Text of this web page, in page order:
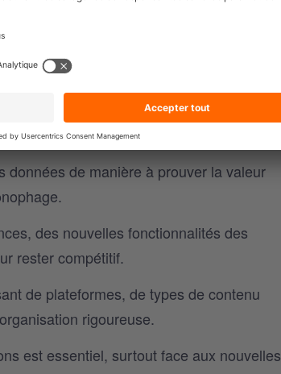
saturé de contenus pour atteindre
des interactions avec les clients, et votre
de réseaux sociaux.
données de manière à prouver la valeur
des nouvelles fonctionnalités des
rester compétitif.
de plateformes, de types de contenu
rigoureuse.
est essentiel, surtout face aux nouvelles